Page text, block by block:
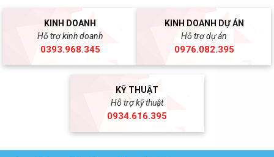
KINH DOANH
Hỗ trợ kinh doanh
0393.968.345
KINH DOANH DỰ ÁN
Hỗ trợ dự án
0976.082.395
KỸ THUẬT
Hỗ trợ kỹ thuật
0934.616.395